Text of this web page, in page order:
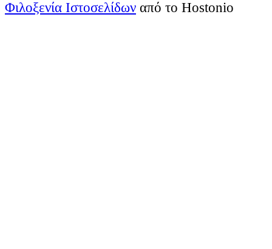
Φιλοξενία Ιστοσελίδων από το Hostonio